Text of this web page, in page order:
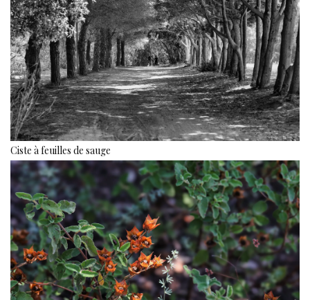
Ciste à feuilles de sauge